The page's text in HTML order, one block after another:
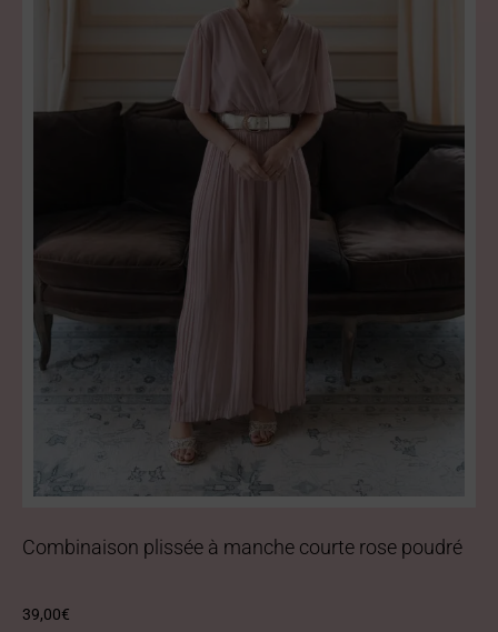
Combinaison plissée à manche courte rose poudré
39,00€